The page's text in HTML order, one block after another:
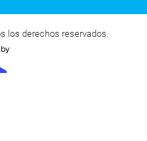
los derechos reservados.